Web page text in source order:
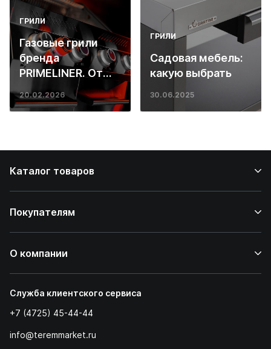
ГРИЛИ
Газовые грили
бренда
PRIMELINER. От
основ инженерии
до ресторанных
20.02.2026
ГРИЛИ
Садовая мебель:
какую выбрать
30.06.2025
Каталог товаров
Покупателям
О компании
Служба клиентского сервиса
+7 (4725) 45-44-44
info@teremmarket.ru